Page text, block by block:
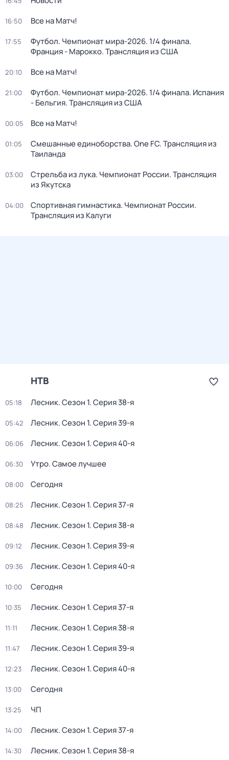
16:50 Все на Матч!
17:55
Футбол. Чемпионат мира-2026. 1/4 финала.
Франция - Марокко. Трансляция из США
20:10 Все на Матч!
21:00
Футбол. Чемпионат мира-2026. 1/4 финала. Испания
- Бельгия. Трансляция из США
00:05 Все на Матч!
01:05
Смешанные единоборства. One FC. Трансляция из
Таиланда
03:00
Стрельба из лука. Чемпионат России. Трансляция
из Якутска
04:00
Спортивная гимнастика. Чемпионат России.
Трансляция из Калуги
НТВ
05:18 Лесник. Сезон 1. Серия 38-я
05:42 Лесник. Сезон 1. Серия 39-я
06:06 Лесник. Сезон 1. Серия 40-я
06:30 Утро. Самое лучшее
08:00 Сегодня
08:25 Лесник. Сезон 1. Серия 37-я
08:48 Лесник. Сезон 1. Серия 38-я
09:12 Лесник. Сезон 1. Серия 39-я
09:36 Лесник. Сезон 1. Серия 40-я
10:00 Сегодня
10:35 Лесник. Сезон 1. Серия 37-я
11:11 Лесник. Сезон 1. Серия 38-я
11:47 Лесник. Сезон 1. Серия 39-я
12:23 Лесник. Сезон 1. Серия 40-я
13:00 Сегодня
13:25 ЧП
14:00 Лесник. Сезон 1. Серия 37-я
14:30 Лесник. Сезон 1. Серия 38-я